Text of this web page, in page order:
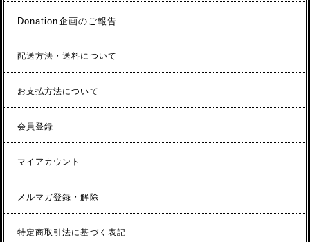
Donation企画のご報告
配送方法・送料について
お支払方法について
会員登録
マイアカウント
メルマガ登録・解除
特定商取引法に基づく表記